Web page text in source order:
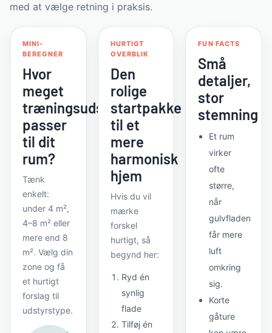
med at vælge retning i praksis.
MINI-
BEREGNER
Hvor
meget
træningsudstyr
passer
til dit
rum?
Tænk
enkelt:
under 4 m²,
4–8 m² eller
mere end 8
m². Vælg din
zone og få
et hurtigt
forslag til
udstyrstype.
HURTIGT
OVERBLIK
Den
rolige
startpakke
til et
mere
harmonisk
hjem
Hvis du vil
mærke
forskel
hurtigt, så
begynd her:
Ryd én
synlig
flade
Tilføj én
FUN FACTS
Små
detaljer,
stor
stemning
Et rum
virker
ofte
større,
når
gulvfladen
får mere
luft
omkring
sig.
Korte
gåture